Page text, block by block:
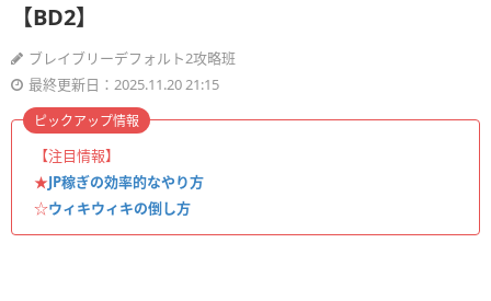
【BD2】
ブレイブリーデフォルト2攻略班
最終更新日：2025.11.20 21:15
【注目情報】
★JP稼ぎの効率的なやり方
☆ウィキウィキの倒し方
ピックアップ情報